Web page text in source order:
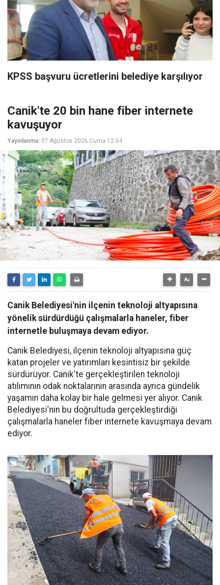
KPSS başvuru ücretlerini belediye karşılıyor
Canik'te 20 bin hane fiber internete
kavuşuyor
Yayınlanma: 07 Ağustos 2026 Cuma 12:04
Canik Belediyesi'nin ilçenin teknoloji altyapısına
yönelik sürdürdüğü çalışmalarla haneler, fiber
internetle buluşmaya devam ediyor.
Canik Belediyesi, ilçenin teknoloji altyapısına güç
katan projeler ve yatırımları kesintisiz bir şekilde
sürdürüyor. Canik'te gerçekleştirilen teknoloji
atılımının odak noktalarının arasında ayrıca gündelik
yaşamın daha kolay bir hale gelmesi yer alıyor. Canik
Belediyesi'nin bu doğrultuda gerçekleştirdiği
çalışmalarla haneler fiber internete kavuşmaya devam
ediyor.